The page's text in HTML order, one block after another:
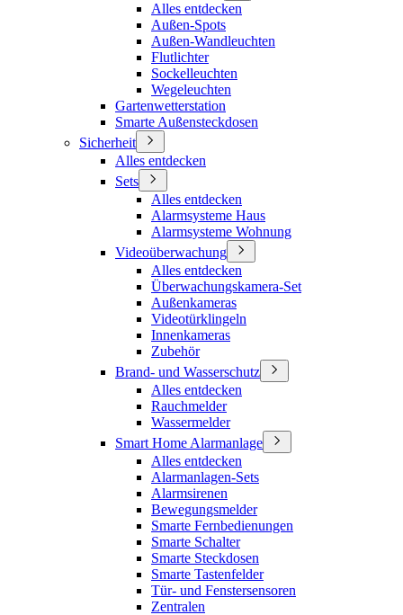
Alles entdecken
Außen-Spots
Außen-Wandleuchten
Flutlichter
Sockelleuchten
Wegeleuchten
Gartenwetterstation
Smarte Außensteckdosen
Sicherheit
Alles entdecken
Sets
Alles entdecken
Alarmsysteme Haus
Alarmsysteme Wohnung
Videoüberwachung
Alles entdecken
Überwachungskamera-Set
Außenkameras
Videotürklingeln
Innenkameras
Zubehör
Brand- und Wasserschutz
Alles entdecken
Rauchmelder
Wassermelder
Smart Home Alarmanlage
Alles entdecken
Alarmanlagen-Sets
Alarmsirenen
Bewegungsmelder
Smarte Fernbedienungen
Smarte Schalter
Smarte Steckdosen
Smarte Tastenfelder
Tür- und Fenstersensoren
Zentralen